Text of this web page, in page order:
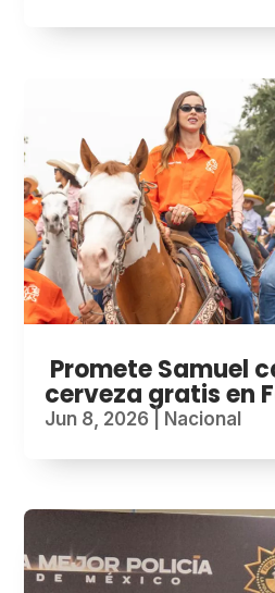
Promete Samuel
cerveza gratis en
Jun 8, 2026 Nacional